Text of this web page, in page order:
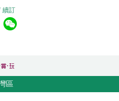
續訂
區